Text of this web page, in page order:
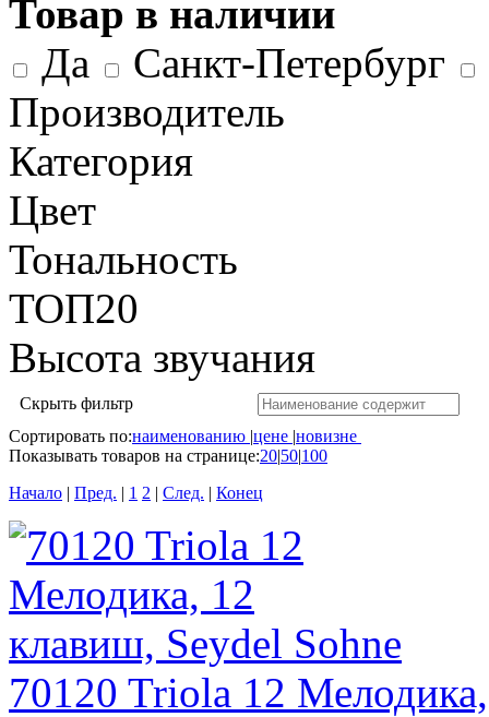
Товар в наличии
Да
Санкт-Петербург
Производитель
Категория
Цвет
Тональность
ТОП20
Высота звучания
Скрыть фильтр
Сортировать по:наименованию |цене |новизне
Показывать товаров на странице:20|50|100
Начало | Пред. | 1 2 | След. | Конец
70120 Triola 12